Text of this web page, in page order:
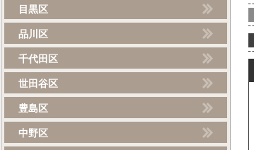
目黒区
品川区
千代田区
世田谷区
豊島区
中野区